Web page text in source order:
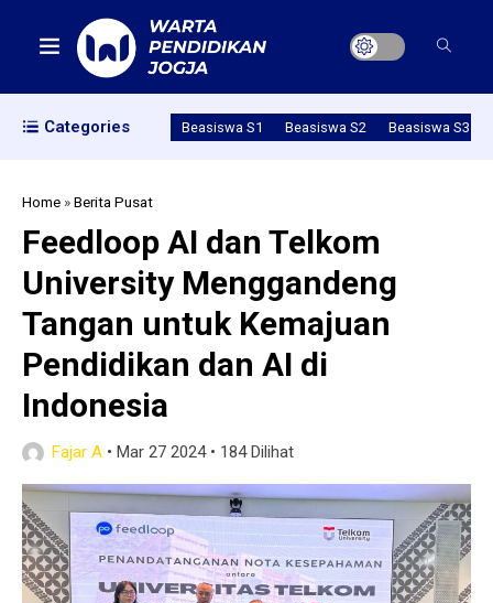
Categories Beasiswa S1 Beasiswa S2 Beasiswa S3
Home »Berita Pusat
Feedloop AI dan Telkom
University Menggandeng
Tangan untuk Kemajuan
Pendidikan dan AI di
Indonesia
Fajar A • Mar 27 2024• 184 Dilihat